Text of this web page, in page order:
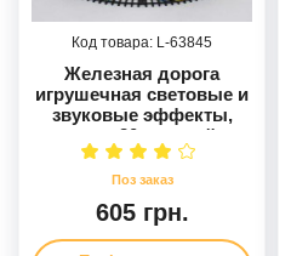
63845
Железная дорога
игрушечная световые и
звуковые эффекты,
дым, 20 деталей
605 грн.